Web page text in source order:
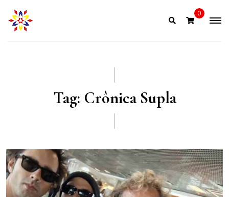
content
0
Tag: Crônica Supla